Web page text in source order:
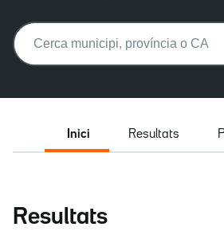
Buscar:
Inici Resultats
Resultats